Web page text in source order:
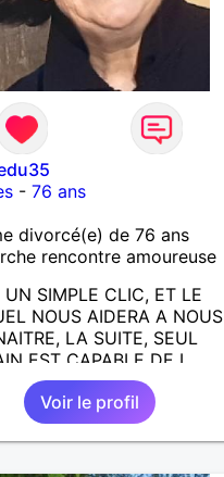
- 76 ans
divorcé(e) de 76 ans
rencontre amoureuse
UN SIMPLE CLIC, ET LE
NOUS AIDERA A NOUS
LA SUITE, SEUL
EST CAPABLE DE L
J AIMERAIS
LA COMPLICITE,
DES BELLES
DE LA VIE : BALADES,
Voir le profil